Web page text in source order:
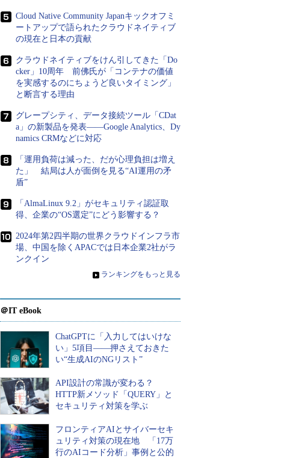
Cloud Native Community Japanキックオフミ
ートアップで語られたクラウドネイティブ
の現在と日本の貢献
クラウドネイティブをけん引してきた「Do
cker」10周年 前佛氏が「コンテナの価値
を実感するのにちょうど良いタイミング」
と断言する理由
グレープシティ、データ接続ツール「CDat
a」の新製品を発表――Google Analytics、Dy
namics CRMなどに対応
「運用負荷は減った、だが心理負担は増え
た」 結局は人が面倒を見る“AI運用の矛
盾”
「AlmaLinux 9.2」がセキュリティ認証取
得、企業の“OS選定”にどう影響する？
2024年第2四半期の世界クラウドインフラ市
場、中国を除くAPACでは日本企業2社がラ
ンクイン
» ランキングをもっと見る
＠IT eBook
ChatGPTに「入力してはいけな
い」5項目――押さえておきた
い“生成AIのNGリスト”
API設計の常識が変わる？
HTTP新メソッド「QUERY」と
セキュリティ対策を学ぶ
フロンティアAIとサイバーセキ
ュリティ対策の現在地 「17万
行のAIコード分析」事例と公的